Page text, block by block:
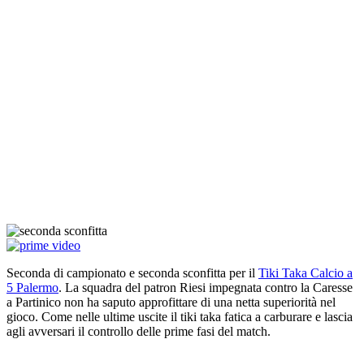
Seconda di campionato e seconda sconfitta per il Tiki Taka Calcio a
5 Palermo. La squadra del patron Riesi impegnata contro la Caresse
a Partinico non ha saputo approfittare di una netta superiorità nel
gioco. Come nelle ultime uscite il tiki taka fatica a carburare e lascia
agli avversari il controllo delle prime fasi del match.